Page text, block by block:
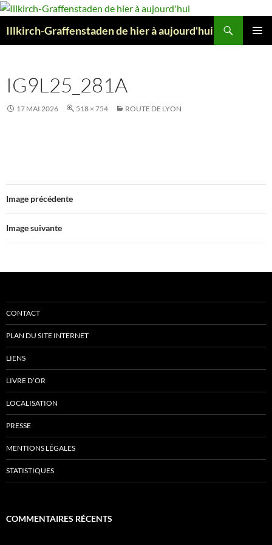
Aller
contenu
Illkirch-Graffenstaden de hier à aujourd'hui
IG9L25_281A
17 MAI 2026 518 × 754 ROUTE DE LYON
Image précédente
Image suivante
CONTACT
PLAN DU SITE INTERNET
LIENS
LIVRE D’OR
LOCALISATION
PRESSE
MENTIONS LÉGALES
STATISTIQUES
COMMENTAIRES RÉCENTS